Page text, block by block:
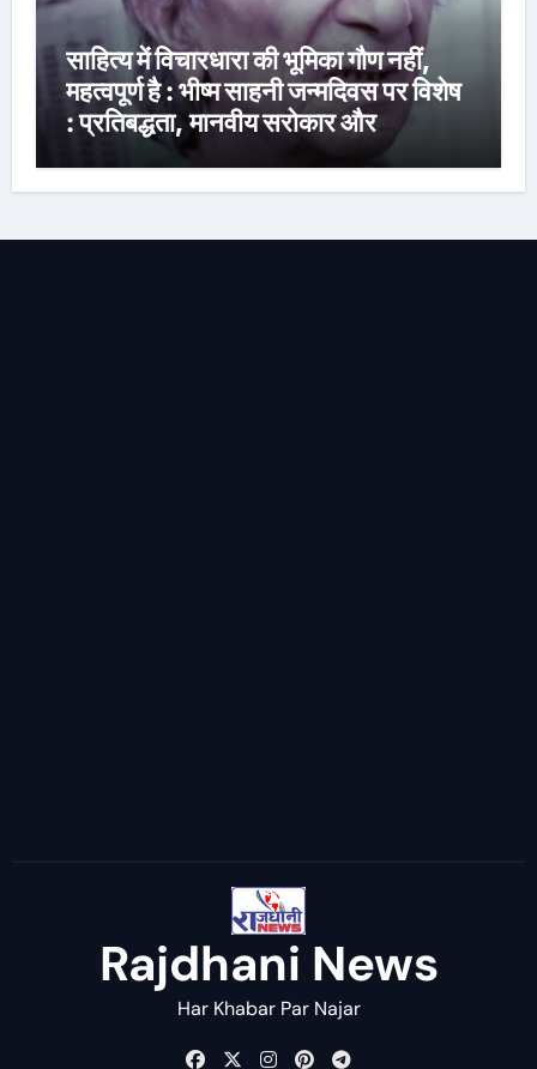
साहित्य में विचारधारा की भूमिका गौण नहीं,
महत्वपूर्ण है : भीष्म साहनी जन्मदिवस पर विशेष
: प्रतिबद्धता, मानवीय सरोकार और
रचनात्मक स्वतंत्रता के साहित्यकार
Rajdhani News
Har Khabar Par Najar